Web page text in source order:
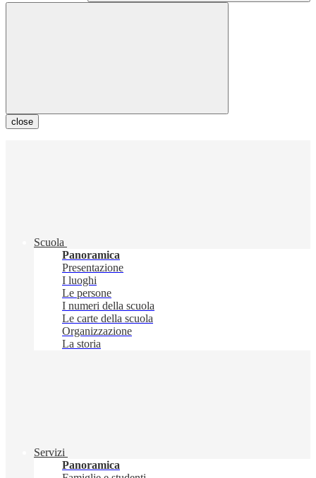
close
Scuola
Panoramica
Presentazione
I luoghi
Le persone
I numeri della scuola
Le carte della scuola
Organizzazione
La storia
Servizi
Panoramica